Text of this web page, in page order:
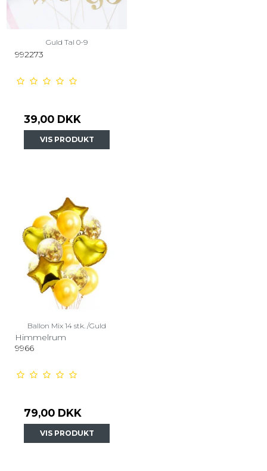
Guld Tal 0-9
992273
39,00 DKK
VIS PRODUKT
Ballon Mix 14 stk. /Guld
Himmelrum
9966
79,00 DKK
VIS PRODUKT